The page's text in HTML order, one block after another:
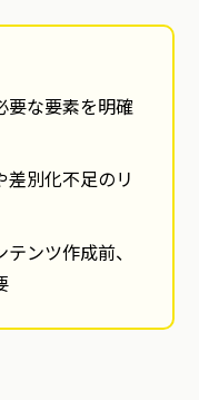
要な要素を明確
別化不足のリ
ンツ作成前、